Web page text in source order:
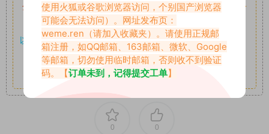
全站付费素材可提供补档服务“均有备份”，素材以主流网盘分
享。
以7z、7z分卷格式压缩， 解压应下载对应的软件操作，
7-zip；安卓：zarchiver；苹果：解压专家
其它更多疑问请查看站内帮助中心！
0 0
使用火狐或谷歌浏览器访问，个别国产浏览器
可能会无法访问）。网址发布页：
weme.ren （请加入收藏夹）。请使用正规邮
箱注册，如QQ邮箱、163邮箱、微软、Google
等邮箱，切勿使用临时邮箱，否则收不到验证
码。【订单未到，记得提交工单】